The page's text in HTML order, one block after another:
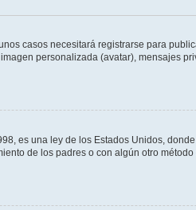
casos necesitará registrarse para
personalizada (avatar), mensajes
es una ley de los Estados Unidos,
de los padres o con algún otro